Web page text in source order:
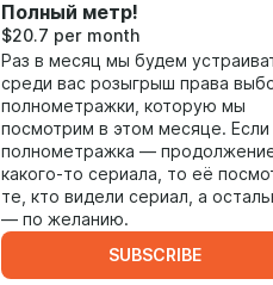
Полный метр!
$20.7 per month
Раз в месяц мы будем
среди вас розыгрыш права
полнометражки, которую мы
посмотрим в этом месяце. Если
полнометражка —
какого-то сериала, то её
те, кто видели сериал, а
— по желанию.
SUBSCRIBE